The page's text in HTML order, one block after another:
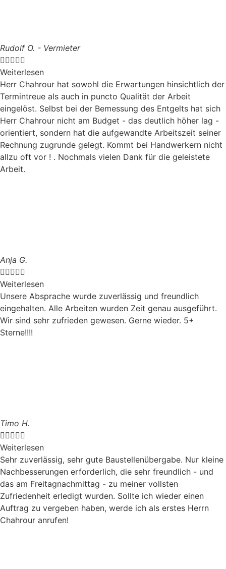
Rudolf O. - Vermieter

Weiterlesen
Herr Chahrour hat sowohl die Erwartungen hinsichtlich der
Termintreue als auch in puncto Qualität der Arbeit
eingelöst. Selbst bei der Bemessung des Entgelts hat sich
Herr Chahrour nicht am Budget - das deutlich höher lag -
orientiert, sondern hat die aufgewandte Arbeitszeit seiner
Rechnung zugrunde gelegt. Kommt bei Handwerkern nicht
allzu oft vor ! . Nochmals vielen Dank für die geleistete
Arbeit.
Anja G.

Weiterlesen
Unsere Absprache wurde zuverlässig und freundlich
eingehalten. Alle Arbeiten wurden Zeit genau ausgeführt.
Wir sind sehr zufrieden gewesen. Gerne wieder. 5+
Sterne!!!!
Timo H.

Weiterlesen
Sehr zuverlässig, sehr gute Baustellenübergabe. Nur kleine
Nachbesserungen erforderlich, die sehr freundlich - und
das am Freitagnachmittag - zu meiner vollsten
Zufriedenheit erledigt wurden. Sollte ich wieder einen
Auftrag zu vergeben haben, werde ich als erstes Herrn
Chahrour anrufen!